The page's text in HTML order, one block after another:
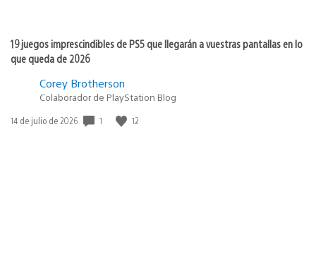
19 juegos imprescindibles de PS5 que llegarán a vuestras pantallas en lo
que queda de 2026
Corey Brotherson
Colaborador de PlayStation Blog
Fecha
14 de julio de 2026 1 12